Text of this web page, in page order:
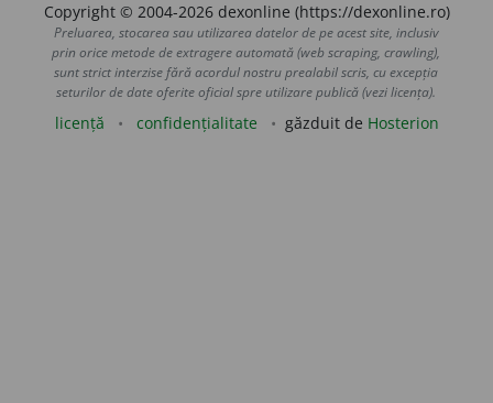
Copyright © 2004-2026 dexonline (https://dexonline.ro)
Preluarea, stocarea sau utilizarea datelor de pe acest site, inclusiv
prin orice metode de extragere automată (web scraping, crawling),
sunt strict interzise fără acordul nostru prealabil scris, cu excepția
seturilor de date oferite oficial spre utilizare publică (vezi licența).
licență confidențialitate găzduit de Hosterion